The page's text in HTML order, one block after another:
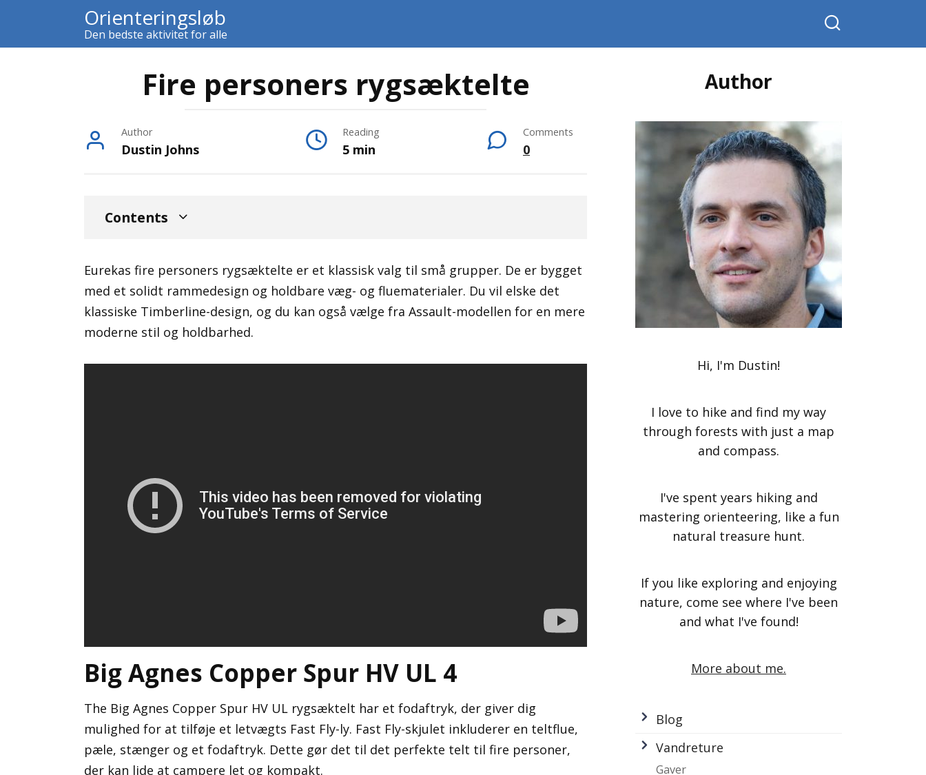
content
Orienteringsløb
Den bedste aktivitet for alle
Fire personers rygsæktelte
Author
Dustin Johns
Reading
5 min
Comments
0
Contents
Eurekas fire personers rygsæktelte er et klassisk valg til små grupper. De er bygget
med et solidt rammedesign og holdbare væg- og fluematerialer. Du vil elske det
klassiske Timberline-design, og du kan også vælge fra Assault-modellen for en mere
moderne stil og holdbarhed.
Big Agnes Copper Spur HV UL 4
The Big Agnes Copper Spur HV UL rygsæktelt har et fodaftryk, der giver dig
mulighed for at tilføje et letvægts Fast Fly-ly. Fast Fly-skjulet inkluderer en teltflue,
pæle, stænger og et fodaftryk. Dette gør det til det perfekte telt til fire personer,
der kan lide at campere let og kompakt.
Author
Hi, I'm Dustin!
I love to hike and find my way
through forests with just a map
and compass.
I've spent years hiking and
mastering orienteering, like a fun
natural treasure hunt.
If you like exploring and enjoying
nature, come see where I've been
and what I've found!
More about me.
Blog
Vandreture
Gaver